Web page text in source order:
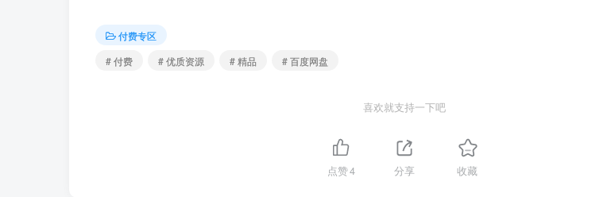
付费专区
# 付费
# 优质资源 # 精品 # 百度网盘
喜欢就支持一下吧
点赞4 分享 收藏